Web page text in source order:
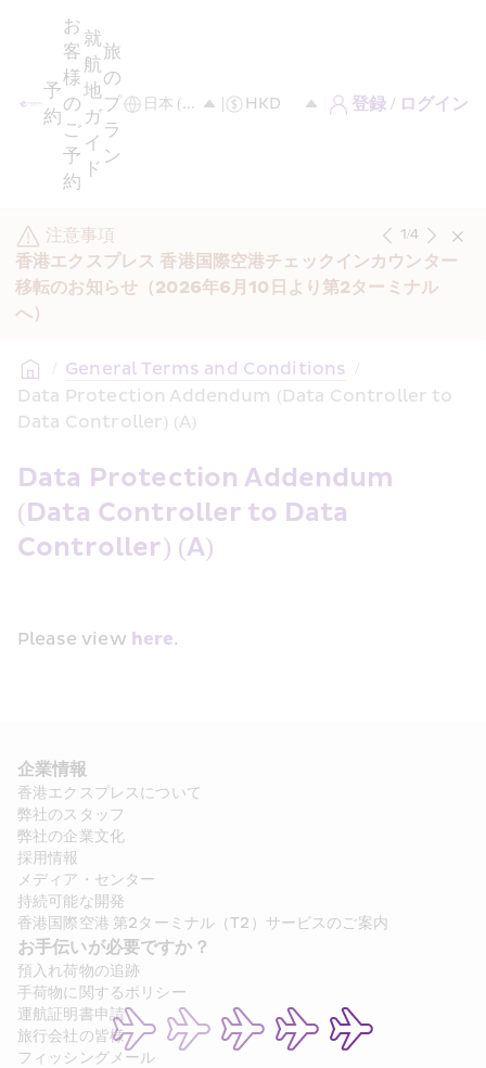
予
約
お
客
様
の
ご
予
約
就
航
地
ガ
イ
ド
旅
の
プ
ラ
ン
登録 / ログイン
注意事項
香港エクスプレス 香港国際空港チェックインカウンター
移転のお知らせ（2026年6月10日より第2ターミナル
へ）
1/4
/ General Terms and Conditions /
Data Protection Addendum (Data Controller to
Data Controller) (A)
Data Protection Addendum
(Data Controller to Data
Controller) (A)
Please view here.
企業情報
香港エクスプレスについて
弊社のスタッフ
弊社の企業文化
採用情報
メディア・センター
持続可能な開発
香港国際空港 第2ターミナル（T2）サービスのご案内
お手伝いが必要ですか？
預入れ荷物の追跡
手荷物に関するポリシー
運航証明書申請
旅行会社の皆様
フィッシングメール